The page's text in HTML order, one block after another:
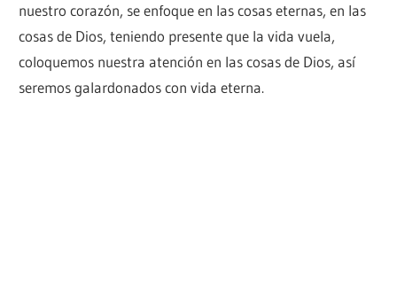
nuestro corazón, se enfoque en las cosas eternas, en las
cosas de Dios, teniendo presente que la vida vuela,
coloquemos nuestra atención en las cosas de Dios, así
seremos galardonados con vida eterna.